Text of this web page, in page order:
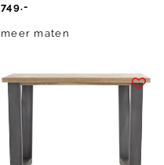
749.-
meer maten